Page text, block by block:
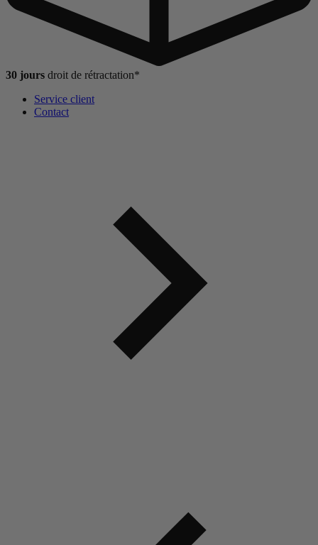
30 jours droit de rétractation*
Service client
Contact